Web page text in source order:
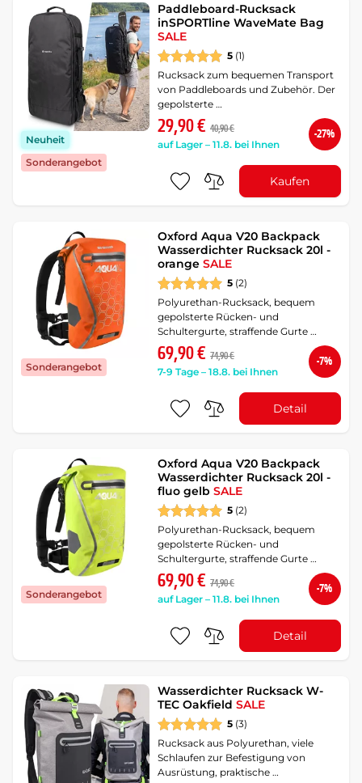
Neuheit
Sonderangebot
Paddleboard-Rucksack
inSPORTline WaveMate Bag
SALE
5 (1)
Rucksack zum bequemen Transport
von Paddleboards und Zubehör. Der
gepolsterte …
29,90 € 40,90 €
auf Lager – 11.8. bei Ihnen
-27%
Kaufen
Sonderangebot
Oxford Aqua V20 Backpack
Wasserdichter Rucksack 20l -
orangeSALE
5 (2)
Polyurethan-Rucksack, bequem
gepolsterte Rücken- und
Schultergurte, straffende Gurte …
69,90 € 74,90 €
7-9 Tage – 18.8. bei Ihnen
-7%
Detail
Sonderangebot
Oxford Aqua V20 Backpack
Wasserdichter Rucksack 20l -
fluo gelbSALE
5 (2)
Polyurethan-Rucksack, bequem
gepolsterte Rücken- und
Schultergurte, straffende Gurte …
69,90 € 74,90 €
auf Lager – 11.8. bei Ihnen
-7%
Detail
Wasserdichter Rucksack W-
TEC OakfieldSALE
5 (3)
Rucksack aus Polyurethan, viele
Schlaufen zur Befestigung von
Ausrüstung, praktische …